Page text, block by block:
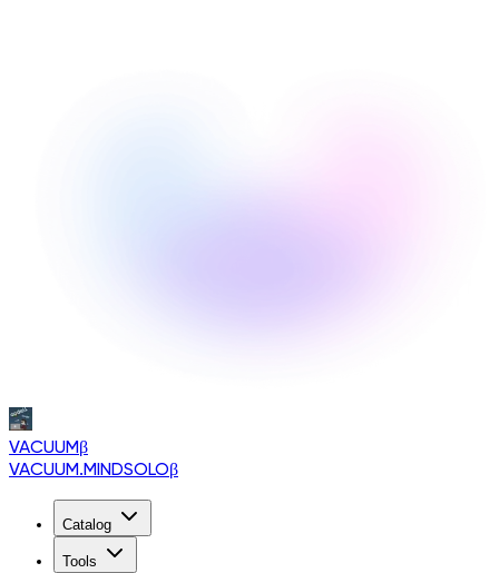
VACUUMβ
VACUUM.MINDSOLOβ
Catalog
Tools